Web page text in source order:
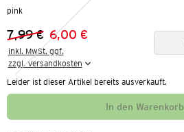
pink
Vorheriger Preis:
7,99 €
Neuer Preis:
6,00 €
inkl. MwSt. ggf.
zzgl. Versandkosten
Leider ist dieser Artikel bereits ausverkauft.
In den Warenkorb